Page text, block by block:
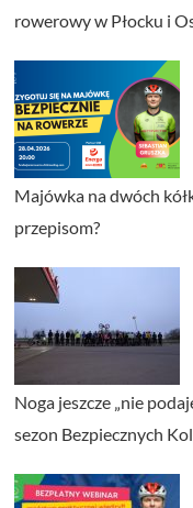
rowerowy w Płocku i
Majówka na dwóch
przepisom?
Noga jeszcze „nie
sezon Bezpiecznych